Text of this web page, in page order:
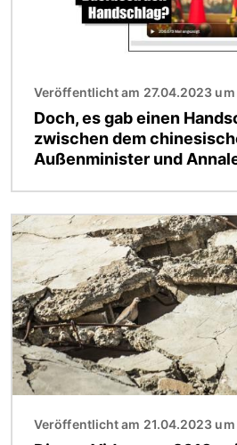
Veröffentlicht am 27.04.2023 um
Doch, es gab einen
zwischen dem
Außenminister und
Bild
Veröffentlicht am 21.04.2023 um